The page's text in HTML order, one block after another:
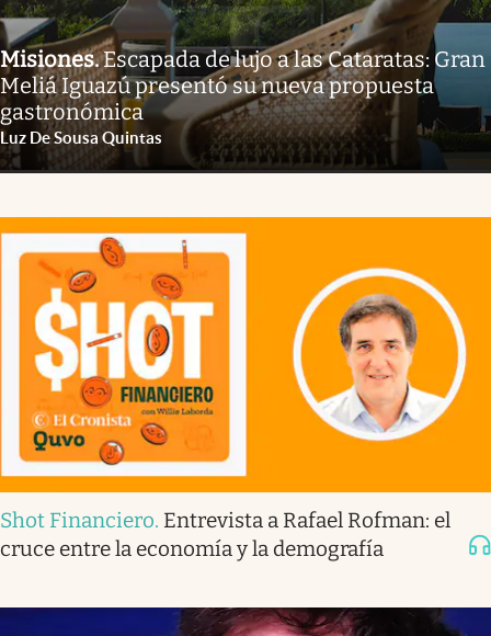
Misiones.Escapada de lujo a las Cataratas: Gran
Meliá Iguazú presentó su nueva propuesta
gastronómica
Luz De Sousa Quintas
Shot Financiero. Entrevista a Rafael Rofman: el
cruce entre la economía y la demografía